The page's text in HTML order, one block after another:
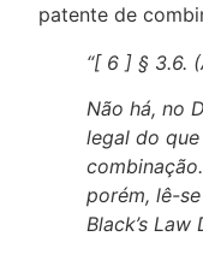
patente de
“[ 6 ] § 3.6.
Não há, no
legal do
porém, lê-
Black’s